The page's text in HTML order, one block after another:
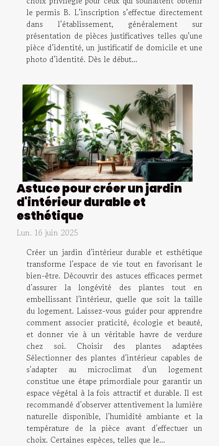
le permis B. L’inscription s’effectue directement
dans l’établissement, généralement sur
présentation de pièces justificatives telles qu’une
pièce d’identité, un justificatif de domicile et une
photo d’identité. Dès le début...
Astuce pour créer un jardin
d'intérieur durable et
esthétique
Lun. 16 juin 2025
Créer un jardin d'intérieur durable et esthétique
transforme l'espace de vie tout en favorisant le
bien-être. Découvrir des astuces efficaces permet
d'assurer la longévité des plantes tout en
embellissant l'intérieur, quelle que soit la taille
du logement. Laissez-vous guider pour apprendre
comment associer praticité, écologie et beauté,
et donner vie à un véritable havre de verdure
chez soi. Choisir des plantes adaptées
Sélectionner des plantes d'intérieur capables de
s'adapter au microclimat d'un logement
constitue une étape primordiale pour garantir un
espace végétal à la fois attractif et durable. Il est
recommandé d'observer attentivement la lumière
naturelle disponible, l'humidité ambiante et la
température de la pièce avant d'effectuer un
choix. Certaines espèces, telles que le...